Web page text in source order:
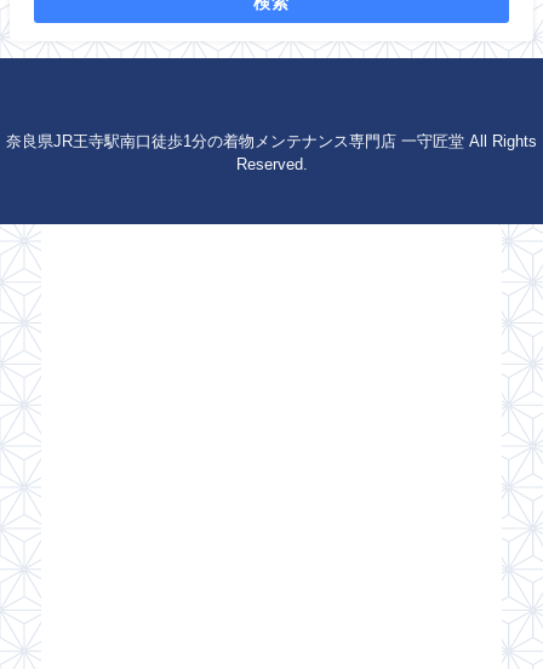
奈良県JR王寺駅南口徒歩1分の着物メンテナンス専門店 一守匠堂 All Rights
Reserved.